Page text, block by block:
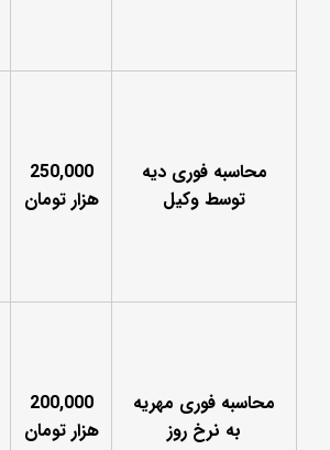
محاسبه فوری دیه
توسط وکیل
250,000
هزار تومان
محاسبه فوری مهریه
به نرخ روز
200,000
هزار تومان